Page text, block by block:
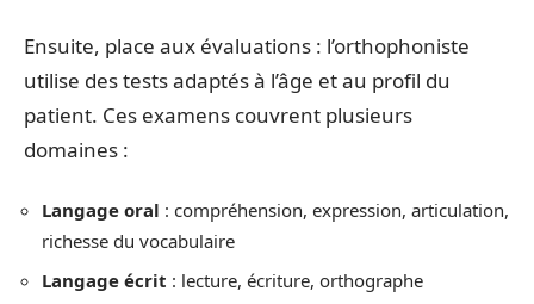
Ensuite, place aux évaluations : l’orthophoniste
utilise des tests adaptés à l’âge et au profil du
patient. Ces examens couvrent plusieurs
domaines :
Langage oral : compréhension, expression, articulation,
richesse du vocabulaire
Langage écrit : lecture, écriture, orthographe